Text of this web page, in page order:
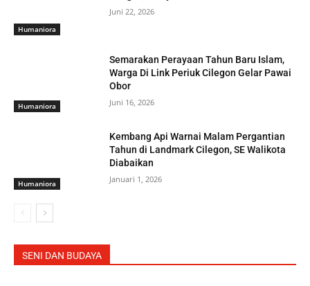
Humaniora
Juni 22, 2026
Humaniora
Semarakan Perayaan Tahun Baru Islam,
Warga Di Link Periuk Cilegon Gelar Pawai
Obor
Juni 16, 2026
Humaniora
Kembang Api Warnai Malam Pergantian
Tahun di Landmark Cilegon, SE Walikota
Diabaikan
Januari 1, 2026
SENI DAN BUDAYA